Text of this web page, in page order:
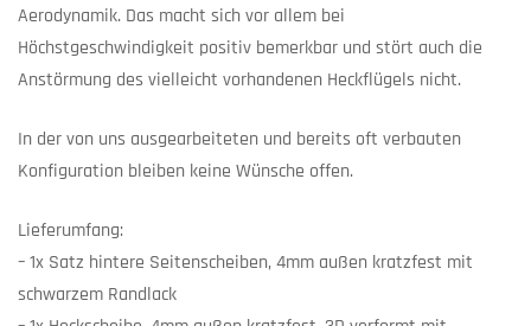
Aerodynamik. Das macht sich vor allem bei
Höchstgeschwindigkeit positiv bemerkbar und stört auch die
Anstörmung des vielleicht vorhandenen Heckflügels nicht.
In der von uns ausgearbeiteten und bereits oft verbauten
Konfiguration bleiben keine Wünsche offen.
Lieferumfang:
– 1x Satz hintere Seitenscheiben, 4mm außen kratzfest mit
schwarzem Randlack